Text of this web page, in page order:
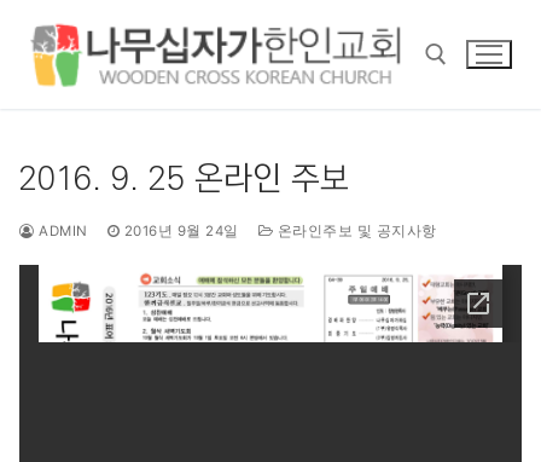
2016. 9. 25 온라인 주보
ADMIN 2016년 9월 24일 온라인주보 및 공지사항